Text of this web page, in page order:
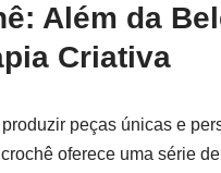
Além da
Criativa
peças únicas e
oferece uma série